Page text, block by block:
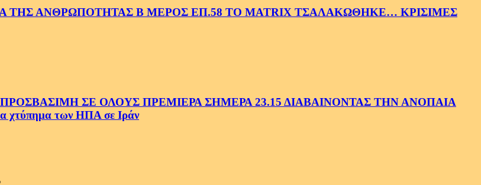
ΑΝΘΡΩΠΟΤΗΤΑΣ Β ΜΕΡΟΣ ΕΠ.58 ΤΟ MATRIX ΤΣΑΛΑΚΩΘΗΚΕ… ΚΡΙΣΙΜΕΣ
ΣΕ ΟΛΟΥΣ ΠΡΕΜΙΕΡΑ ΣΗΜΕΡΑ 23.15 ΔΙΑΒΑΙΝΟΝΤΑΣ ΤΗΝ ΑΝΟΠΑΙΑ
των ΗΠΑ σε Ιράν